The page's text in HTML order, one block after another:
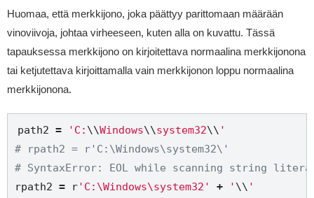
Huomaa, että merkkijono, joka päättyy parittomaan määrään
vinoviivoja, johtaa virheeseen, kuten alla on kuvattu. Tässä
tapauksessa merkkijono on kirjoitettava normaalina merkkijonona
tai ketjutettava kirjoittamalla vain merkkijonon loppu normaalina
merkkijonona.
path2 = 'C: \\Windows\\system32\\ '
# rpath2 = r'C:\Windows\system32\'
# SyntaxError: EOL while scanning string
rpath2 = r'C:\Windows\system32' + ' \\ '